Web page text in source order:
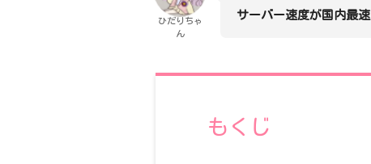
ひだりちゃ
ん
サーバー速度が国内最速
もくじ